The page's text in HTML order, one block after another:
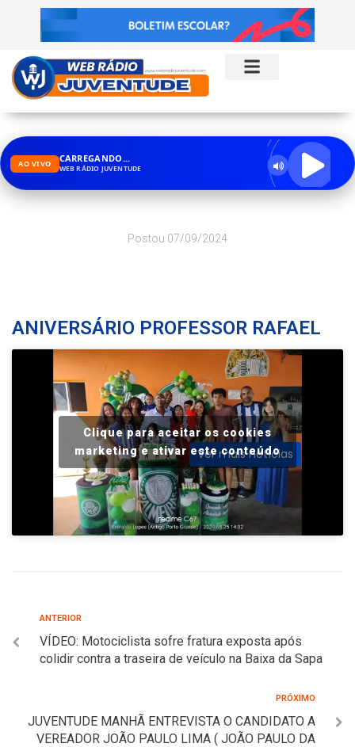
AO VIVO CARREGANDO...
WEB RÁDIO JUVENTUDE
Postou 07/09/2024
ANIVERSÁRIO PROFESSOR RAFAEL
Ver mais notícias
Clique para aceitar os cookies
marketing e ativar este conteúdo
ANTERIOR
VÍDEO: Motociclista sofre fratura exposta após
colidir contra a traseira de veículo na Baixa da Sapa
PRÓXIMO
JUVENTUDE MANHÃ ENTREVISTA O CANDIDATO A
VEREADOR JOÃO PAULO LIMA ( JOÃO PAULO DA